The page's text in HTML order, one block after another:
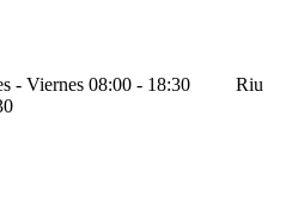
- Viernes 08:00 - 18:30
Riu